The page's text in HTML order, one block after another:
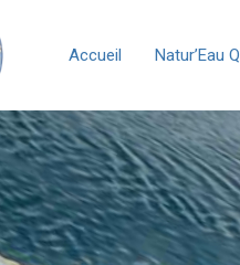
Accueil Natur’Eau